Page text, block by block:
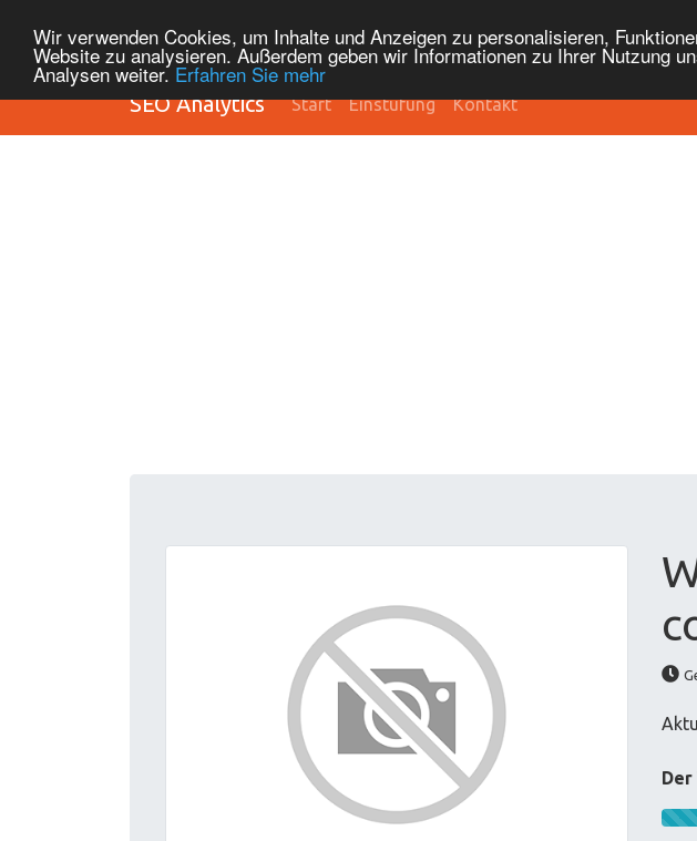
Wir verwenden Cookies, um Inhalte und Anzeigen zu personalisieren,
Website zu analysieren. Außerdem geben wir Informationen zu Ihrer Nutzung
Analysen weiter. Erfahren Sie mehr
SEO Analytics Start Einstufung Kontakt